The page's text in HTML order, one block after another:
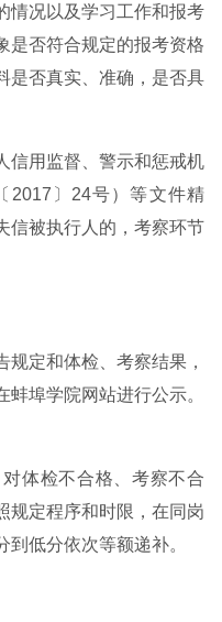
情况以及学习工作和报考
是否符合规定的报考资格
是否真实、准确，是否具
信用监督、警示和惩戒机
2017〕24号）等文件精
信被执行人的，考察环节
定和体检、考察结果，
埠学院网站进行公示。
体检不合格、考察不合
规定程序和时限，在同岗
低分依次等额递补。